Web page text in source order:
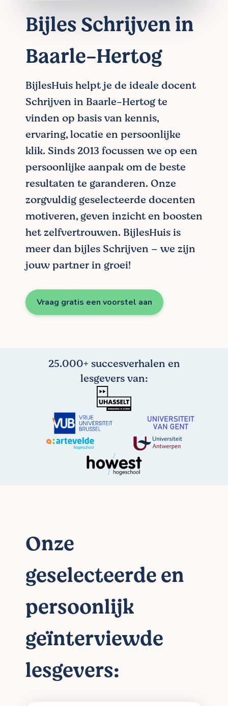
Bijles Schrijven in
Baarle-Hertog
BijlesHuis helpt je de ideale docent
Schrijven in Baarle-Hertog te
vinden op basis van kennis,
ervaring, locatie en persoonlijke
klik. Sinds 2013 focussen we op een
persoonlijke aanpak om de beste
resultaten te garanderen. Onze
zorgvuldig geselecteerde docenten
motiveren, geven inzicht en boosten
het zelfvertrouwen. BijlesHuis is
meer dan bijles Schrijven – we zijn
jouw partner in groei!
Vraag gratis een voorstel aan
25.000+ succesverhalen en
lesgevers van:
Onze
geselecteerde en
persoonlijk
geïnterviewde
lesgevers: